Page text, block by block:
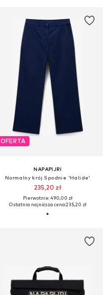
OFERTA
NAPAPIJRI
Normalny krój Spodnie 'Halide'
235,20 zł
Pierwotnie: 490,00 zł
Ostatnia najniższa cena:235,20 zł